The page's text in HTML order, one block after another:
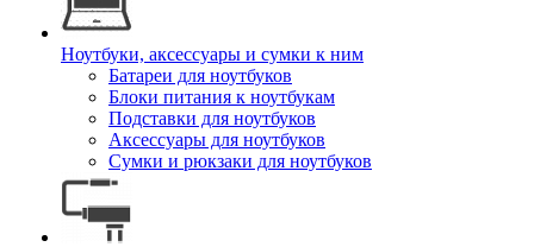
Ноутбуки, аксессуары и сумки к ним
Батареи для ноутбуков
Блоки питания к ноутбукам
Подставки для ноутбуков
Аксессуары для ноутбуков
Сумки и рюкзаки для ноутбуков